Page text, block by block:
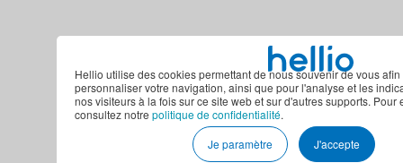
Hellio utilise des cookies permettant de nous souvenir de vous
personnaliser votre navigation, ainsi que pour l'analyse et les
nos visiteurs à la fois sur ce site web et sur d'autres supports. Pour
consultez notre politique de confidentialité.
Je paramètre
J'accepte